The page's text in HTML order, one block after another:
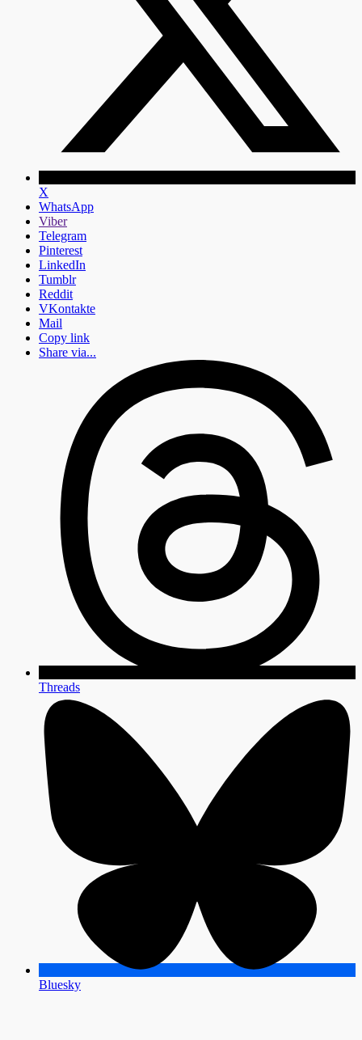
X
WhatsApp
Viber
Telegram
Pinterest
LinkedIn
Tumblr
Reddit
VKontakte
Mail
Copy link
Share via...
Threads
Bluesky